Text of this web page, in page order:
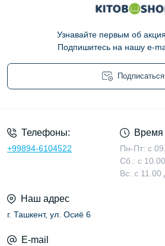
Узнавайте первым об
Подпишитесь на нашу e-
Подписаться
Телефоны:
+99894-6104522
Время
Пн-Пт: с
Сб.: с
Вс: с 11.00
Наш адрес
г. Ташкент, ул. Осиё 6
E-mail